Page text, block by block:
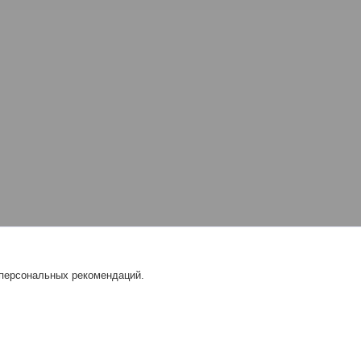
рекомендаций.